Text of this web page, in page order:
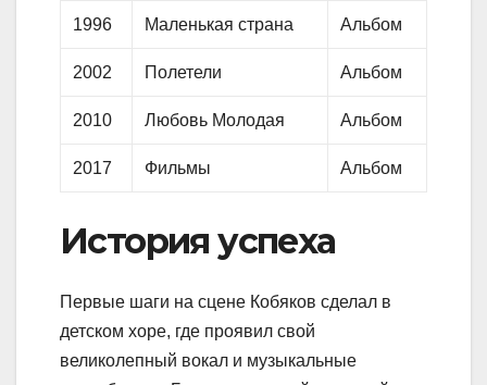
1996 Маленькая страна Альбом
2002 Полетели Альбом
2010 Любовь Молодая Альбом
2017 Фильмы Альбом
История успеха
Первые шаги на сцене Кобяков сделал в
детском хоре, где проявил свой
великолепный вокал и музыкальные